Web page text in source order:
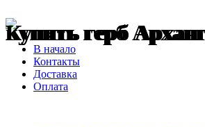
Купить герб
Купить герб
купить герб
В начало
Контакты
Доставка
Оплата